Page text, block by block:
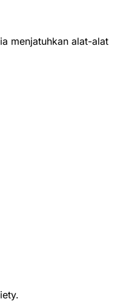
menjatuhkan alat-alat